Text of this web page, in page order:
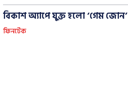
বিকাশ অ্যাপে যুক্ত হলো ‘গেম জোন’
ফিনটেক